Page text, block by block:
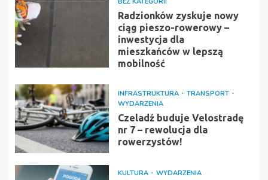
Radzionków zyskuje nowy
ciąg pieszo-rowerowy –
inwestycja dla
mieszkańców w lepszą
mobilność
INFRASTRUKTURA
TRANSPORT
WYDARZENIA
Czeladź buduje Velostradę
nr 7 – rewolucja dla
rowerzystów!
KULTURA WYDARZENIA